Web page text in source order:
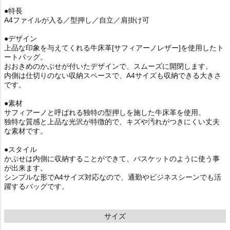
●特長
A4ファイルが入る／型押し／自立／肩掛け可
●デザイン
上品な印象を与えてくれる牛床革[サフィアーノレザー]を使用したト
ートバッグ。
おおきめのかぶせが付いたデザインで、スムーズに開閉します。
内側は仕切りのない収納スペースで、A4サイズも収納できる大きさ
です。
●素材
サフィアーノと呼ばれる独特の型押しを施した牛床革を使用。
独特な質感と上品な光沢が特徴的で、キズや汚れがつきにくい丈夫
な素材です。
●スタイル
かぶせは内側に収納することができて、バスケットのように使う事
が出来ます。
シンプルな形でA4サイズ対応なので、通勤やビジネスシーンでも活
躍するバッグです。
サイズ